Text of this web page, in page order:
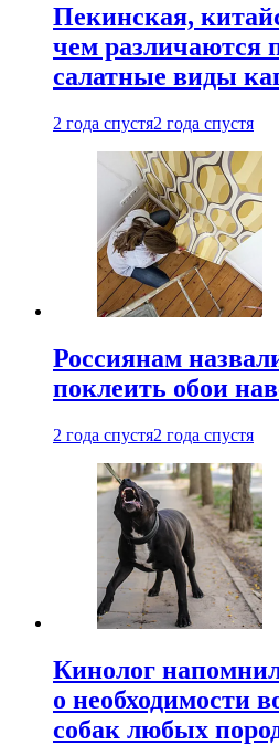
Пекинская,
чем различаются
салатные виды
2 года спустя2 года спустя
Россиянам
поклеить обои
2 года спустя2 года спустя
Кинолог
о необходимости
собак любых